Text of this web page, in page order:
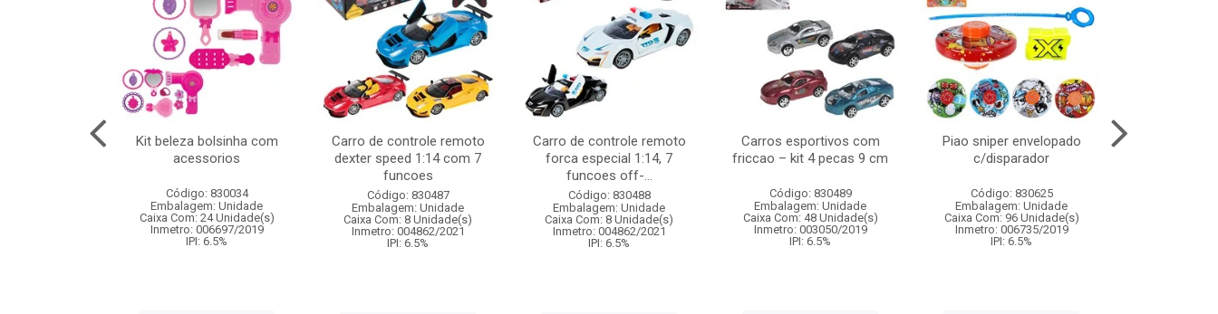
Kit beleza bolsinha com
acessorios
Código: 830034
Embalagem: Unidade
Caixa Com: 24 Unidade(s)
Inmetro: 006697/2019
IPI: 6.5%
Carro de controle remoto
dexter speed 1:14 com 7
funcoes
Código: 830487
Embalagem: Unidade
Caixa Com: 8 Unidade(s)
Inmetro: 004862/2021
IPI: 6.5%
Carro de controle remoto
forca especial 1:14, 7
funcoes off-...
Código: 830488
Embalagem: Unidade
Caixa Com: 8 Unidade(s)
Inmetro: 004862/2021
IPI: 6.5%
Carros esportivos com
friccao – kit 4 pecas 9 cm
Código: 830489
Embalagem: Unidade
Caixa Com: 48 Unidade(s)
Inmetro: 003050/2019
IPI: 6.5%
Piao sniper envelopado
c/disparador
Código: 830625
Embalagem: Unidade
Caixa Com: 96 Unidade(s)
Inmetro: 006735/2019
IPI: 6.5%